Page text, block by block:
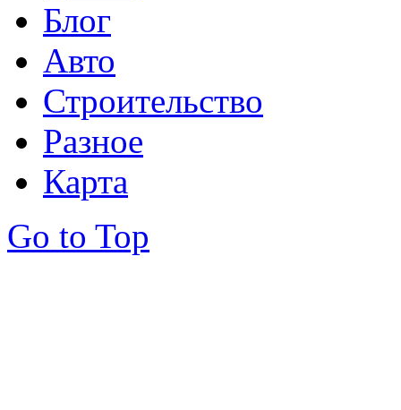
Блог
Авто
Строительство
Разное
Карта
Go to Top